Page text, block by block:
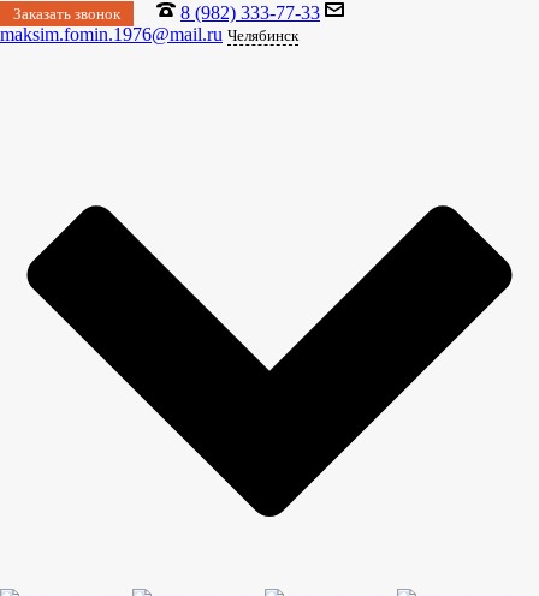
Заказать звонок
8 (982) 333-77-33
maksim.fomin.1976@mail.ru Челябинск